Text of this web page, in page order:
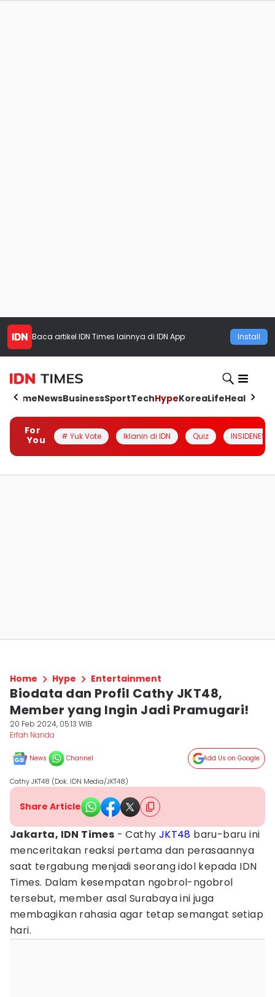
Baca artikel IDN Times lainnya di IDN App Install
HomeNewsBusinessSportTechHypeKoreaLifeHealth
For
You
# Yuk Vote Iklanin di IDN Quiz INSIDENESIA
Home Hype Entertainment
Biodata dan Profil Cathy JKT48,
Member yang Ingin Jadi Pramugari!
20 Feb 2024, 05:13 WIB
Erfah Nanda
News Channel Add Us on Google
Cathy JKT48 (Dok. IDN Media/JKT48)
Share Article
Jakarta, IDN Times - Cathy JKT48 baru-baru ini
menceritakan reaksi pertama dan perasaannya
saat tergabung menjadi seorang idol kepada IDN
Times. Dalam kesempatan ngobrol-ngobrol
tersebut, member asal Surabaya ini juga
membagikan rahasia agar tetap semangat setiap
hari.